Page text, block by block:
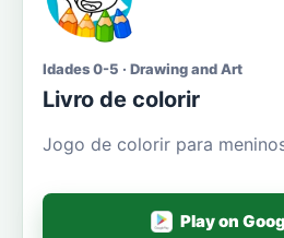
Idades 0-5 · Drawing and Art
Livro de colorir
Jogo de colorir para
Play on